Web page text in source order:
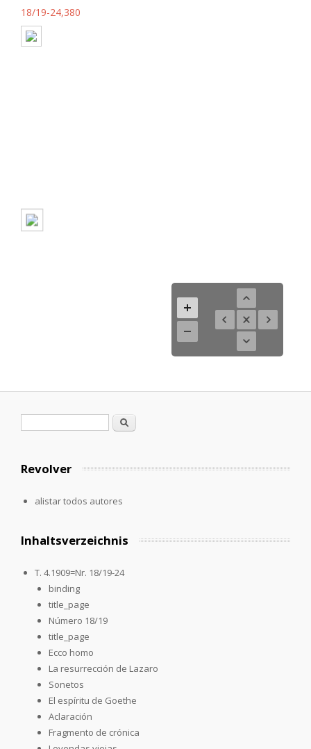
18/19-24,380
Formulario de búsqueda
Buscar
Revolver
alistar todos autores
Inhaltsverzeichnis
T. 4.1909=Nr. 18/19-24
binding
title_page
Número 18/19
title_page
Ecco homo
La resurrección de Lazaro
Sonetos
El espíritu de Goethe
Aclaración
Fragmento de crónica